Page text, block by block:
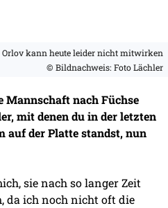
Orlov kann heute leider nicht mitwirken
© Bildnachweis: Foto Lächler
Mannschaft nach Füchse
mit denen du in der letzten
auf der Platte standst, nun
sie nach so langer Zeit
da ich noch nicht oft die